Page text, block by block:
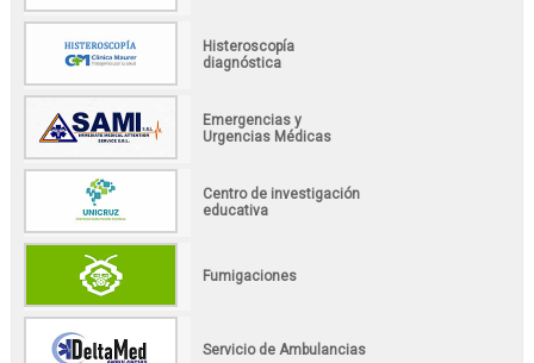
Histeroscopía
diagnóstica
Emergencias y
Urgencias Médicas
Centro de investigación
educativa
Fumigaciones
Servicio de Ambulancias